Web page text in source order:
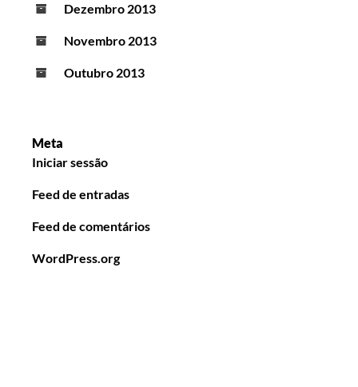
Dezembro 2013
Novembro 2013
Outubro 2013
Meta
Iniciar sessão
Feed de entradas
Feed de comentários
WordPress.org